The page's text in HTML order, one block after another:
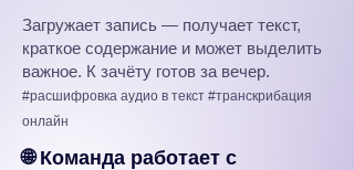
Загружает запись — получает текст,
краткое содержание и может выделить
важное. К зачёту готов за вечер.
#расшифровка аудио в текст #транскрибация
онлайн
🌐 Команда работает с